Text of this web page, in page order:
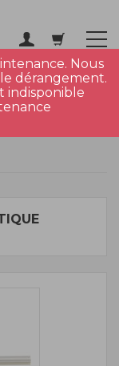
Nous
dérangement.
indisponible